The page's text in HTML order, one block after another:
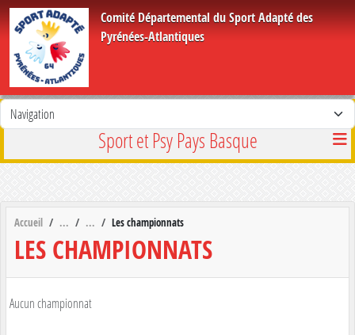
Comité Départemental du Sport Adapté des
Pyrénées-Atlantiques
Sport et Psy Pays Basque
Accueil Les championnats
LES CHAMPIONNATS
Aucun championnat
Panneau de gestion des cookies